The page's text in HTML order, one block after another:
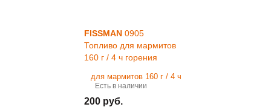
FISSMAN 0905
Топливо для мармитов
160 г / 4 ч горения
Есть в наличии
200 руб.